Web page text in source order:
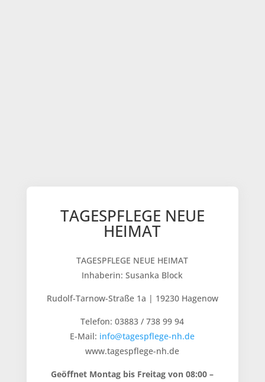
TAGESPFLEGE NEUE
HEIMAT
TAGESPFLEGE NEUE HEIMAT
Inhaberin: Susanka Block
Rudolf-Tarnow-Straße 1a | 19230 Hagenow
Telefon: 03883 / 738 99 94
E-Mail: info@tagespflege-nh.de
www.tagespflege-nh.de
Geöffnet Montag bis Freitag von 08:00 –